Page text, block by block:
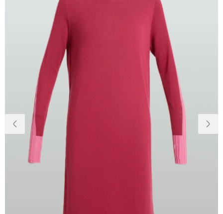
Доставка та
Повернення
Питання та
відповіді
Palmira Club
+38(050)4840005